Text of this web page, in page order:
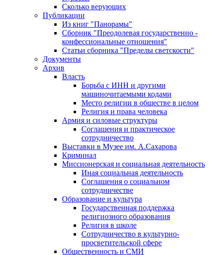
Сколько верующих
Публикации
Из книг "Панорамы"
Сборник "Преодолевая государственно -
конфессиональные отношения"
Статьи сборника "Пределы светскости"
Документы
Архив
Власть
Борьба с ИНН и другими
машиночитаемыми кодами
Место религии в обществе в целом
Религия и права человека
Армия и силовые структуры
Соглашения и практическое
сотрудничество
Выставки в Музее им. А.Сахарова
Криминал
Миссионерская и социальная деятельность
Иная социальная деятельность
Соглашения о социальном
сотрудничестве
Образование и культура
Государственная поддержка
религиозного образования
Религия в школе
Сотрудничество в культурно-
просветительской сфере
Общественность и СМИ